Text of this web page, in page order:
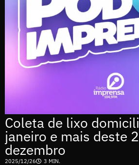
Coleta de lixo
janeiro e mais deste
dezembro
2025/12/26 3 MIN.